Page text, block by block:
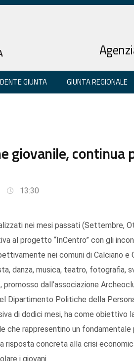
GIUNTA GIUNTA REGIONALE
giovanile, continua
13:30
nei mesi passati (Settembre,
al progetto “InCentro” con gli
nei comuni di Calciano e
danza, musica, teatro, fotografia,
promosso dall’associazione
Dipartimento Politiche della
di dodici mesi, ha come obiettivo
che rappresentino un
risposta concreta alla crisi
i giovani.